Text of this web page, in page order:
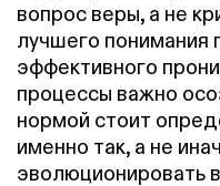
вопрос веры, а не
лучшего понимания
эффективного
процессы важно
нормой стоит
именно так, а не
эволюционировать